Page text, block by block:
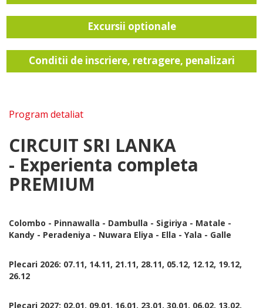
Excursii optionale
Conditii de inscriere, retragere, penalizari
Program detaliat
CIRCUIT SRI LANKA
- Experienta completa
PREMIUM
Colombo - Pinnawalla - Dambulla - Sigiriya - Matale -
Kandy - Peradeniya - Nuwara Eliya - Ella - Yala - Galle
Plecari 2026: 07.11, 14.11, 21.11, 28.11, 05.12, 12.12, 19.12,
26.12
Plecari 2027: 02.01, 09.01, 16.01, 23.01, 30.01. 06.02, 13.02,